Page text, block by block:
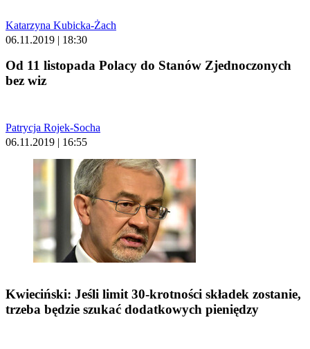
Katarzyna Kubicka-Żach
06.11.2019 | 18:30
Od 11 listopada Polacy do Stanów Zjednoczonych
bez wiz
Patrycja Rojek-Socha
06.11.2019 | 16:55
Kwieciński: Jeśli limit 30-krotności składek zostanie,
trzeba będzie szukać dodatkowych pieniędzy